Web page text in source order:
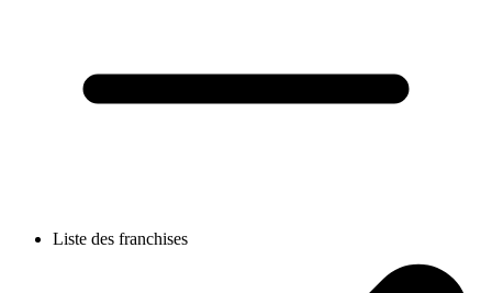
Liste des franchises